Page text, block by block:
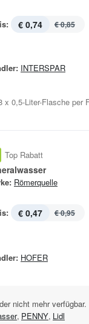
€ 0,74 € 0,85
INTERSPAR
x 0,5-Liter-Flasche per
Top Rabatt
Römerquelle
€ 0,47 € 0,95
HOFER
nicht mehr verfügbar.
, PENNY, Lidl